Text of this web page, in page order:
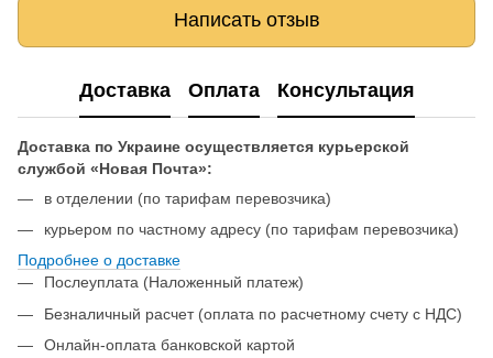
Написать отзыв
Доставка Оплата Консультация
Доставка по Украине осуществляется курьерской
службой «Новая Почта»:
в отделении (по тарифам перевозчика)
курьером по частному адресу (по тарифам перевозчика)
Подробнее о доставке
Послеуплата (Наложенный платеж)
Безналичный расчет (оплата по расчетному счету с НДС)
Онлайн-оплата банковской картой